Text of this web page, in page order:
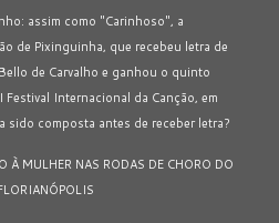
assim como "Carinhoso", a
de Pixinguinha, que recebeu letra de
de Carvalho e ganhou o quinto
Festival Internacional da Canção, em
sido composta antes de receber letra?
À MULHER NAS RODAS DE CHORO DO